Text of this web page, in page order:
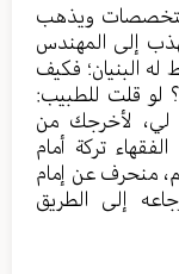
ويذهب
إلى المهندس
البنيان؛ فكيف
لو قلت للطبيب:
لي، لأخرجك من
تركة أمام
منحرف عن إمام
إلى الطريق